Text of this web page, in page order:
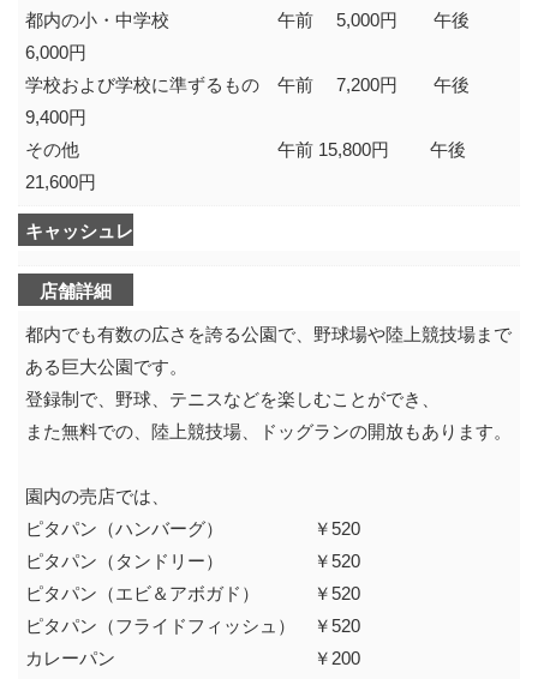
都内の小・中学校 午前 5,000円 午後
6,000円
学校および学校に準ずるもの 午前 7,200円 午後
9,400円
その他 午前 15,800円 午後
21,600円
キャッシュレス決済可不可
店舗詳細
都内でも有数の広さを誇る公園で、野球場や陸上競技場まで
ある巨大公園です。
登録制で、野球、テニスなどを楽しむことができ、
また無料での、陸上競技場、ドッグランの開放もあります。
園内の売店では、
ピタパン（ハンバーグ） ￥520
ピタパン（タンドリー） ￥520
ピタパン（エビ＆アボガド） ￥520
ピタパン（フライドフィッシュ） ￥520
カレーパン ￥200